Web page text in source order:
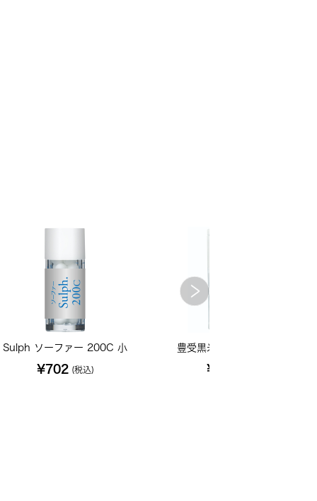
Sulph ソーファー 200C 小
¥702 (税込)
豊受黒米 1kg【2024年産】
¥1,846